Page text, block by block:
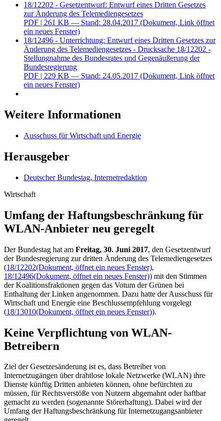
18/12202 - Gesetzentwurf: Entwurf eines Dritten Gesetzes
zur Änderung des Telemediengesetzes
PDF | 261 KB — Stand: 28.04.2017 (Dokument, Link öffnet
ein neues Fenster)
18/12496 - Unterrichtung: Entwurf eines Dritten Gesetzes zur
Änderung des Telemediengesetzes - Drucksache 18/12202 -
Stellungnahme des Bundesrates und Gegenäußerung der
Bundesregierung
PDF | 229 KB — Stand: 24.05.2017 (Dokument, Link öffnet
ein neues Fenster)
Weitere Informationen
Ausschuss für Wirtschaft und Energie
Herausgeber
Deutscher Bundestag, Internetredaktion
Wirtschaft
Umfang der Haftungs­beschrän­kung für
WLAN-Anbie­ter neu geregelt
Der Bundestag hat am Freitag, 30. Juni 2017, den Gesetzentwurf
der Bundesregierung zur dritten Änderung des Telemediengesetzes
(18/12202(Dokument, öffnet ein neues Fenster),
18/12496(Dokument, öffnet ein neues Fenster)) mit den Stimmen
der Koalitionsfraktionen gegen das Votum der Grünen bei
Enthaltung der Linken angenommen. Dazu hatte der Ausschuss für
Wirtschaft und Energie eine Beschlussempfehlung vorgelegt
(18/13010(Dokument, öffnet ein neues Fenster)).
Keine Verpflichtung von WLAN-
Betreibern
Ziel der Gesetzesänderung ist es, dass Betreiber von
Internetzugängen über drahtlose lokale Netzwerke (WLAN) ihre
Dienste künftig Dritten anbieten können, ohne befürchten zu
müssen, für Rechtsverstöße von Nutzern abgemahnt oder haftbar
gemacht zu werden (sogenannte Störerhaftung). Dabei wird der
Umfang der Haftungsbeschränkung für Internetzugangsanbieter